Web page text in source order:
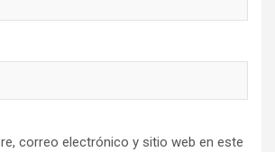
correo electrónico y sitio web en este